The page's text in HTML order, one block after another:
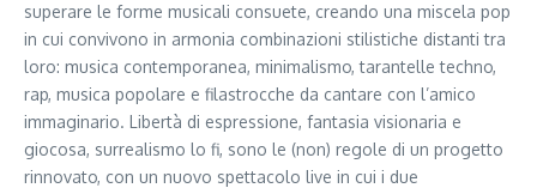
superare le forme musicali consuete, creando una miscela pop
in cui convivono in armonia combinazioni stilistiche distanti tra
loro: musica contemporanea, minimalismo, tarantelle techno,
rap, musica popolare e filastrocche da cantare con l’amico
immaginario. Libertà di espressione, fantasia visionaria e
giocosa, surrealismo lo fi, sono le (non) regole di un progetto
rinnovato, con un nuovo spettacolo live in cui i due